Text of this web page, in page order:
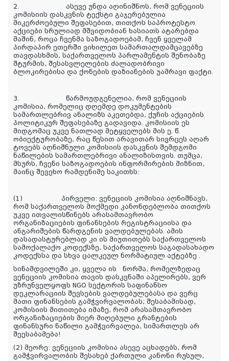
2. ასევე უნდა აღინიშნოს, რომ ვენეციის
კომისიის დასკვნის ტექსტი გაჯერებულია
მიკერძოებული შეფასებით, თითქოს საპროტესტო
აქციები სრულიად მშვიდობიან ხასიათს ატარებდა
მაშინ, როცა ჩვენმა საზოგადოებამ, ჩვენ ყველამ
პირდაპირ ეთერში ვიხილეთ სამართალდამცავებზე
თავდასხმის, საქართველოს პარლამენტის შენობაზე
შტურმის, შესასვლელების ძალადობრივი
ბლოკირებისა და ქონების დაზიანების უამრავი ფაქტი.
3. წარმოუდგენელია, რომ ვენეციის
კომისია, რომელიც დღემდე დოკუმენტების
სამართლებრივ ანალიზს აკეთებდა, ქუჩის აქციების
პოლიტიკურ შეფასებაზე გადავიდა. კომისიის ეს
მიდგომაც უკვე ნათლად მეტყველებს მის ე. წ.
ობიექტურობაზე, რაც წესით არავითარ სივრცეს აღარ
ტოვებს აღნიშნული კომისიის დასკვნის შემდგომი
ნაწილების სამართლებრივი ანალიზისთვის. თუმცა,
მსურს, ჩვენი საზოგადოების ინფორმირების მიზნით,
მაინც შევეხო რამდენიმე საკითხს:
(1) პირველი: ვენეციის კომისია აღნიშნავს,
რომ საქართველოს მოქმედი კანონდებლობა თითქოს
უკვე ითვალისწინებს არასამთავრობო
ორგანიზაციების ფინანსების რეგისტრაციისა და
ანგარიშების წარდგენის ვალდებულებას. ამის
დასადასტურებლად კი ის მიუთითებს საქართველოს
სამოქალაქო კოდექსზე, საქართველოს საგადასახადო
კოდექსსა და სხვა ცალკეულ ნორმატიულ აქტებზე .
სინამდვილეში კი, ყველა ის ნორმა, რომელზედაც
ვენეციის კომისია თავის დასკვნაში აპელირებს, ვერ
უზრუნველყოფს NGO სექტორის საფინანსო
დეკლარაციის შევსების ვალდებულებასა და ვერც
მათი ფინანსების გამჭვირვალობას; შესაბამისად,
კომისიის მითითება იმაზე, რომ არასამთავრობო
ორგანიზაციების მიერ მიღებული გრანტების
ფინანსური ნაწილი გამჭვირვალეა, სიმართლეს არ
შეესაბამება!
(2) მეორე: ვენეციის კომისია ასევე აცხადებს, რომ
გამჭვირვალობის შესახებ ქართული კანონი რუსულ,